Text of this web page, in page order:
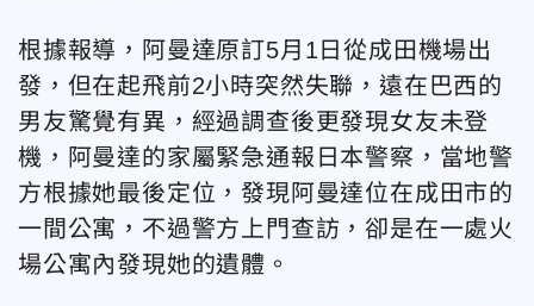
根據報導，阿曼達原訂5月1日從成田機場出
發，但在起飛前2小時突然失聯，遠在巴西的
男友驚覺有異，經過調查後更發現女友未登
機，阿曼達的家屬緊急通報日本警察，當地警
方根據她最後定位，發現阿曼達位在成田市的
一間公寓，不過警方上門查訪，卻是在一處火
場公寓內發現她的遺體。